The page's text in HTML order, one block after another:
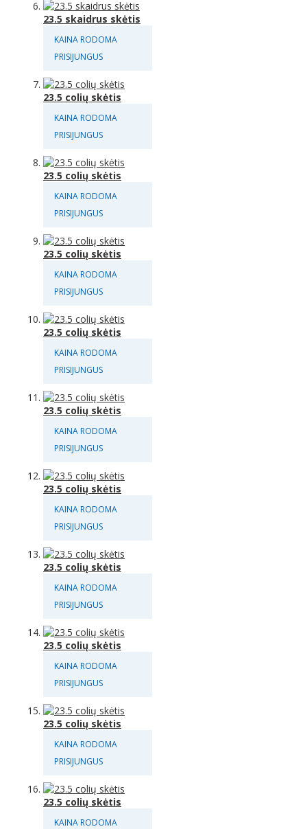
23.5 skaidrus skėtis
KAINA RODOMA
PRISIJUNGUS
23.5 colių skėtis
KAINA RODOMA
PRISIJUNGUS
23.5 colių skėtis
KAINA RODOMA
PRISIJUNGUS
23.5 colių skėtis
KAINA RODOMA
PRISIJUNGUS
23.5 colių skėtis
KAINA RODOMA
PRISIJUNGUS
23.5 colių skėtis
KAINA RODOMA
PRISIJUNGUS
23.5 colių skėtis
KAINA RODOMA
PRISIJUNGUS
23.5 colių skėtis
KAINA RODOMA
PRISIJUNGUS
23.5 colių skėtis
KAINA RODOMA
PRISIJUNGUS
23.5 colių skėtis
KAINA RODOMA
PRISIJUNGUS
23.5 colių skėtis
KAINA RODOMA